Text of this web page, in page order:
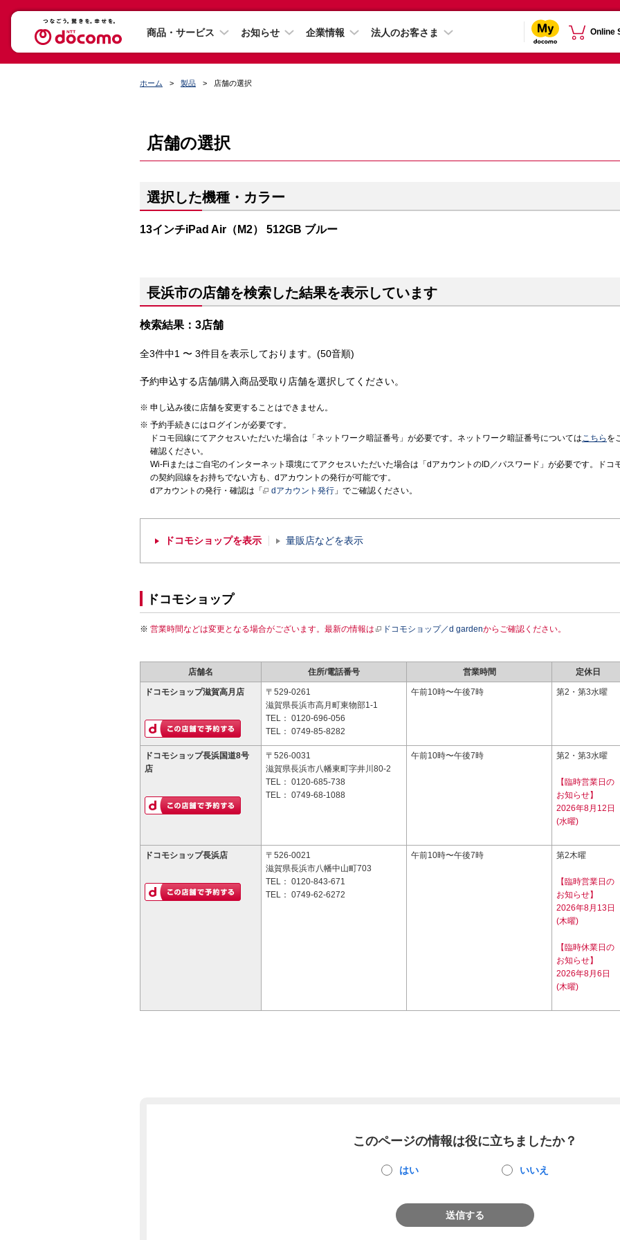
商品・サービス お知らせ 企業情報 法人のお客さま Online
ホーム 製品 店舗の選択
店舗の選択
選択した機種・カラー
13インチiPad Air（M2） 512GB ブルー
長浜市の店舗を検索した結果を表示しています
検索結果：3店舗
全3件中1 〜 3件目を表示しております。(50音順)
予約申込する店舗/購入商品受取り店舗を選択してください。
申し込み後に店舗を変更することはできません。
予約手続きにはログインが必要です。
ドコモ回線にてアクセスいただいた場合は「ネットワーク暗証番号」が必要です。ネットワーク暗証番号についてはこちら を
確認ください。
Wi-Fiまたはご自宅のインターネット環境にてアクセスいただいた場合は「dアカウントのID／パスワード」が必要です。ドコ
の契約回線をお持ちでない方も、dアカウントの発行が可能です。
dアカウントの発行・確認は「
dアカウント発行 」でご確認ください。
ドコモショップを表示 量販店などを表示
ドコモショップ
営業時間などは変更となる場合がございます。最新の情報は ドコモショップ／d gardenからご確認ください。
店舗名 住所/電話番号 営業時間 定休日
ドコモショップ滋賀高月店
〒529-0261
滋賀県長浜市高月町東物部1-1
TEL： 0120-696-056
TEL： 0749-85-8282
午前10時〜午後7時 第2・第3水曜
ドコモショップ長浜国道8号
店
〒526-0031
滋賀県長浜市八幡東町字井川80-2
TEL： 0120-685-738
TEL： 0749-68-1088
午前10時〜午後7時 第2・第3水曜
【臨時営業日の
お知らせ】
2026年8月12日
(水曜)
ドコモショップ長浜店
〒526-0021
滋賀県長浜市八幡中山町703
TEL： 0120-843-671
TEL： 0749-62-6272
午前10時〜午後7時 第2木曜
【臨時営業日の
お知らせ】
2026年8月13日
(木曜)
【臨時休業日の
お知らせ】
2026年8月6日
(木曜)
このページの情報は役に立ちましたか？
はい いいえ
送信する